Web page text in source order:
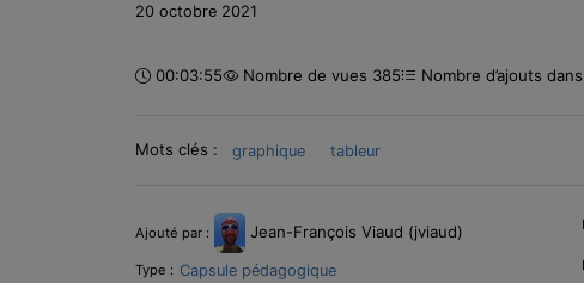
20 octobre 2021
Durée :
00:03:55 Nombre de vues 385 Nombre d’ajouts
Mots clés : graphique tableur
Informations
Ajouté par : Jean-François Viaud (jviaud)
Type : Capsule pédagogique